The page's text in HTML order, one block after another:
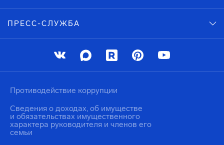
ПРЕСС-СЛУЖБА
Противодействие коррупции
Сведения о доходах, об имуществе
и обязательствах имущественного
характера руководителя и членов его
семьи